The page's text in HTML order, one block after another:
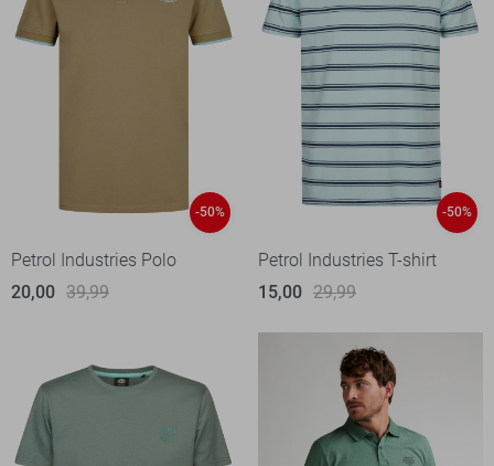
-50%
Petrol Industries Polo
20,00 39,99
-50%
Petrol Industries T-shirt
15,00 29,99